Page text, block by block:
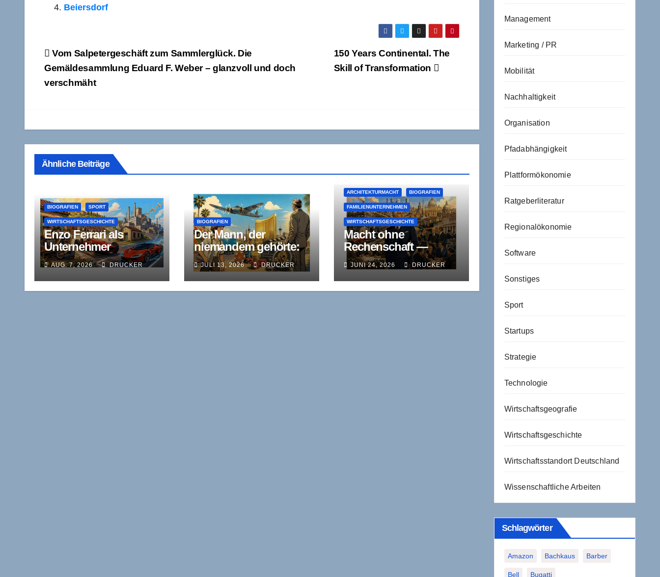
Beiersdorf
Beitragsnavigation
150 Years Continental. The
Skill of Transformation
Vom Salpetergeschäft zum Sammlerglück. Die
Gemäldesammlung Eduard F. Weber – glanzvoll und doch
verschmäht
Ähnliche Beiträge
BIOGRAFIEN SPORT
WIRTSCHAFTSGESCHICHTE
Enzo Ferrari als
Unternehmer
zwischen
Rennstrecke,
Kapitalnot und
AUG. 7, 2026 DRUCKER
BIOGRAFIEN
Der Mann, der
niemandem gehörte:
Kirk Kerkorian und
das Prinzip der stillen
Wette
JULI 13, 2026 DRUCKER
ARCHITEKTURMACHT BIOGRAFIEN
FAMILIENUNTERNEHMEN
WIRTSCHAFTSGESCHICHTE
Macht ohne
Rechenschaft —
Gianni Agnelli und
das Ende der
klassischen
JUNI 24, 2026 DRUCKER
Management
Marketing / PR
Mobilität
Nachhaltigkeit
Organisation
Pfadabhängigkeit
Plattformökonomie
Ratgeberliteratur
Regionalökonomie
Software
Sonstiges
Sport
Startups
Strategie
Technologie
Wirtschaftsgeografie
Wirtschaftsgeschichte
Wirtschaftsstandort Deutschland
Wissenschaftliche Arbeiten
Schlagwörter
Amazon Bachkaus Barber
Bell Bugatti